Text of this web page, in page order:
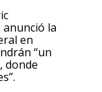
la
en
“un
donde